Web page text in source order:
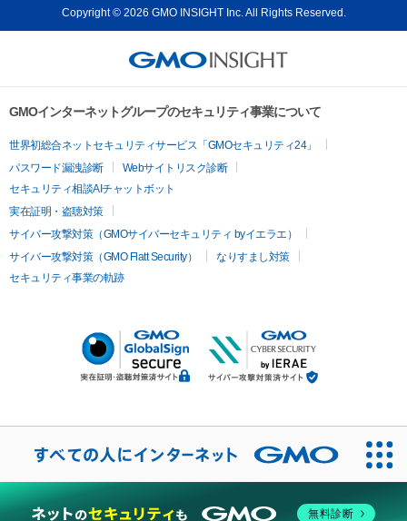
Copyright © 2026 GMO INSIGHT Inc. All Rights Reserved.
GMOインターネットグループのセキュリティ事業について
世界初総合ネットセキュリティサービス「GMOセキュリティ24」
パスワード漏洩診断
Webサイトリスク診断
セキュリティ相談AIチャットボット
実在証明・盗聴対策
サイバー攻撃対策（GMOサイバーセキュリティ byイエラエ）
サイバー攻撃対策（GMO Flatt Security）
なりすまし対策
セキュリティ事業の軌跡
無料診断